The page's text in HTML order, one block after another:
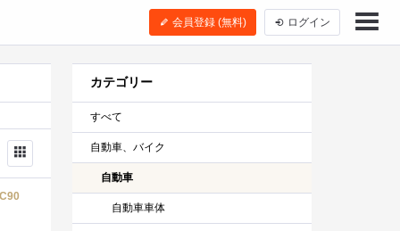
会員登録 (無料) ログイン
カテゴリー
すべて
自動車、バイク
自動車
自動車車体